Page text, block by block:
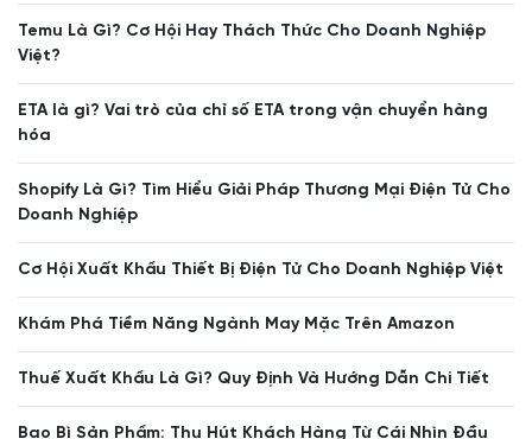
Temu Là Gì? Cơ Hội Hay Thách Thức Cho Doanh Nghiệp
Việt?
ETA là gì? Vai trò của chỉ số ETA trong vận chuyển hàng
hóa
Shopify Là Gì? Tìm Hiểu Giải Pháp Thương Mại Điện Tử Cho
Doanh Nghiệp
Cơ Hội Xuất Khẩu Thiết Bị Điện Tử Cho Doanh Nghiệp Việt
Khám Phá Tiềm Năng Ngành May Mặc Trên Amazon
Thuế Xuất Khẩu Là Gì? Quy Định Và Hướng Dẫn Chi Tiết
Bao Bì Sản Phẩm: Thu Hút Khách Hàng Từ Cái Nhìn Đầu